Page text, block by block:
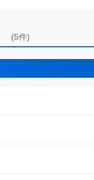
(5件)